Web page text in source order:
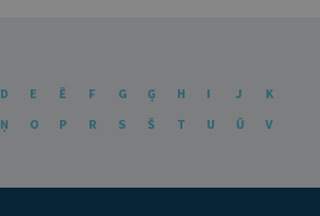
D E Ē F G Ģ H I J
K
Ņ O P R S Š T U Ū
V